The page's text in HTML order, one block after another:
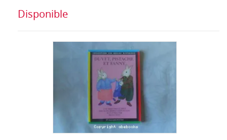
Disponible